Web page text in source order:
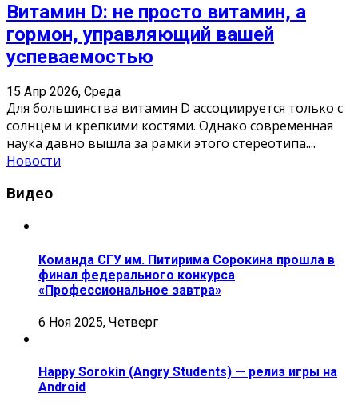
Витамин D: не просто витамин, а
гормон, управляющий вашей
успеваемостью
15 Апр 2026, Среда
Для большинства витамин D ассоциируется только с
солнцем и крепкими костями. Однако современная
наука давно вышла за рамки этого стереотипа....
Новости
Видео
Команда СГУ им. Питирима Сорокина прошла в
финал федерального конкурса
«Профессиональное завтра»
6 Ноя 2025, Четверг
Happy Sorokin (Angry Students) — релиз игры на
Android